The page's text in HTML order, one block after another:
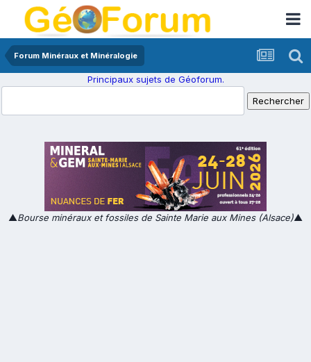
Forum Minéraux et Minéralogie
Principaux sujets de Géoforum.
▲Bourse minéraux et fossiles de Sainte Marie aux Mines (Alsace)▲